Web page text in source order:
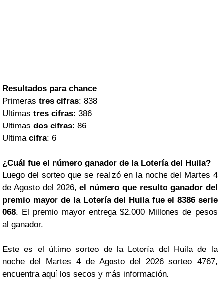
Resultados para chance
Primeras tres cifras: 838
Ultimas tres cifras: 386
Ultimas dos cifras: 86
Ultima cifra: 6
¿Cuál fue el número ganador de la Lotería del Huila?
Luego del sorteo que se realizó en la noche del Martes 4
de Agosto del 2026,el número que resulto ganador del
premio mayor de la Lotería del Huila fue el 8386 serie
068. El premio mayor entrega $2.000 Millones de pesos
al ganador.
Este es el último sorteo de la Lotería del Huila de la
noche del Martes 4 de Agosto del 2026 sorteo 4767,
encuentra aquí los secos y más información.